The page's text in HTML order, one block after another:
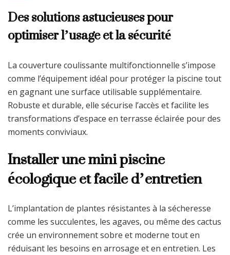
Des solutions astucieuses pour
optimiser l’usage et la sécurité
La couverture coulissante multifonctionnelle s’impose
comme l’équipement idéal pour protéger la piscine tout
en gagnant une surface utilisable supplémentaire.
Robuste et durable, elle sécurise l’accès et facilite les
transformations d’espace en terrasse éclairée pour des
moments conviviaux.
Installer une mini piscine
écologique et facile d’entretien
L’implantation de plantes résistantes à la sécheresse
comme les succulentes, les agaves, ou même des cactus
crée un environnement sobre et moderne tout en
réduisant les besoins en arrosage et en entretien. Les